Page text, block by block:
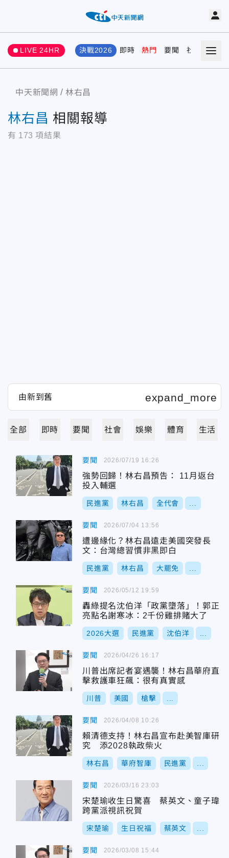
LIVE 24HR 決戰2026 即時 熱門 要聞 社會 娛樂
中天新聞網 林右昌
林右昌 相關報導
有 173 項結果
全部 即時 要聞 社會 娛樂 體育 生活
要聞
強勢回歸！林右昌預告： 11月返台
投入輔選
民進黨 林右昌 全代會
2026/07/19 16:26
要聞
遭邊緣化？林右昌遠走美國突發長
文：台灣總習慣非黑即白
民進黨 林右昌 大罷免
2026/07/04 13:56
要聞
轟綠提名沈伯洋「政黨墮落」！郭正
亮點名謝寒冰：2千份雞排賭大了
2026大選 民進黨 沈伯洋
2026/05/12 19:59
要聞
川普出席記者宴遇襲！林右昌華府直
擊救護車狂飆：很有真實感
川普 美國 槍擊
2026/04/26 16:17
要聞
賴清德支持！林右昌宣布赴美智庫研
究 添2028執政柴火
林右昌 華府智庫 民進黨
2026/04/08 10:26
要聞
宋楚瑜收生日驚喜 蔡英文、童子瑋
跨黨派視訊祝賀
宋楚瑜 生日祝福 蔡英文
2026/03/16 23:03
要聞 2026/03/08 15:44